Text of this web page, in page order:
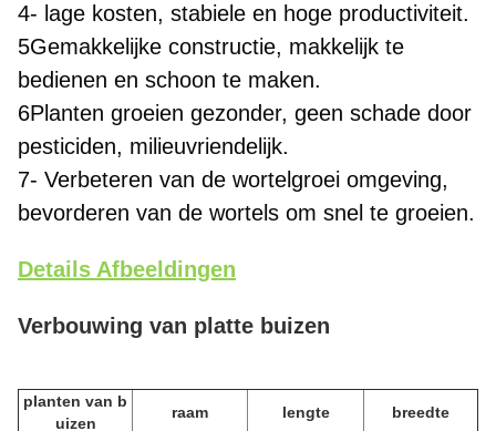
4- lage kosten, stabiele en hoge productiviteit.
5Gemakkelijke constructie, makkelijk te
bedienen en schoon te maken.
6Planten groeien gezonder, geen schade door
pesticiden, milieuvriendelijk.
7- Verbeteren van de wortelgroei omgeving,
bevorderen van de wortels om snel te groeien.
Details Afbeeldingen
Verbouwing van platte buizen
planten van b
uizen
raam lengte breedte